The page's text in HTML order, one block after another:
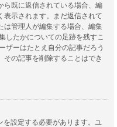
ら既に返信されている場合、編
表示されます。まだ返信されて
は管理人が編集する場合、編集
したかについての足跡を残すこ
ザーはたとえ自分の記事だろう
その記事を削除することはでき
設定する必要があります。ユ